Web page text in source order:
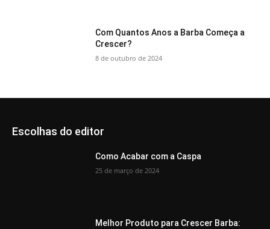
Com Quantos Anos a Barba Começa a
Crescer?
8 de outubro de 2024
Escolhas do editor
Como Acabar com a Caspa
25 de março de 2024
Melhor Produto para Crescer Barba: